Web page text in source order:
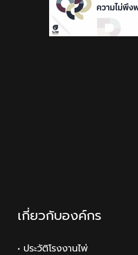
เกี่ยวกับองค์กร
• ประวัติโรงงานไพ่